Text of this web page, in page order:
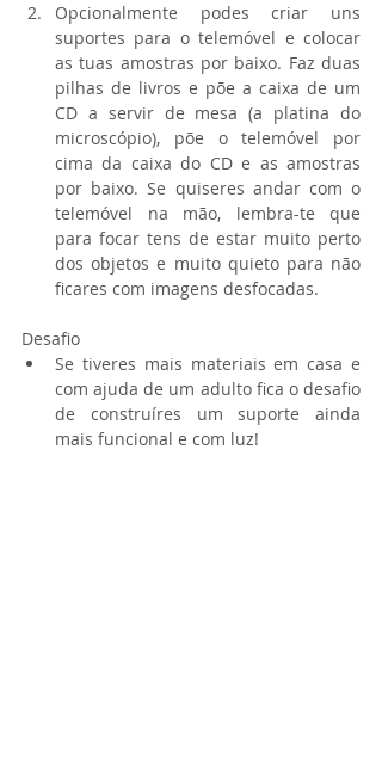
Opcionalmente podes criar uns
suportes para o telemóvel e colocar
as tuas amostras por baixo. Faz duas
pilhas de livros e põe a caixa de um
CD a servir de mesa (a platina do
microscópio), põe o telemóvel por
cima da caixa do CD e as amostras
por baixo. Se quiseres andar com o
telemóvel na mão, lembra-te que
para focar tens de estar muito perto
dos objetos e muito quieto para não
ficares com imagens desfocadas.
Desafio
Se tiveres mais materiais em casa e
com ajuda de um adulto fica o desafio
de construíres um suporte ainda
mais funcional e com luz!